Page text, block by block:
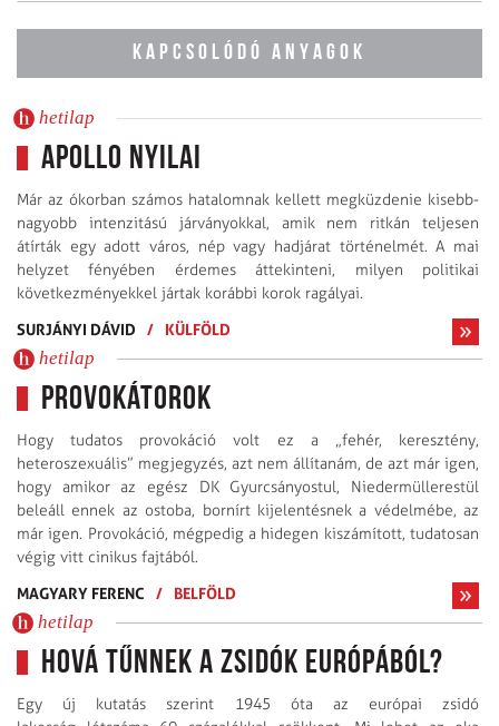
KAPCSOLÓDÓ ANYAGOK
hetilap
Apollo nyilai
Már az ókorban számos hatalomnak kellett megküzdenie kisebb-
nagyobb intenzitású járványokkal, amik nem ritkán teljesen
átírták egy adott város, nép vagy hadjárat történelmét. A mai
helyzet fényében érdemes áttekinteni, milyen politikai
következményekkel jártak korábbi korok ragályai.
SURJÁNYI DÁVID
/ KÜLFÖLD
hetilap
Provokátorok
Hogy tudatos provokáció volt ez a „fehér, keresztény,
heteroszexuális” megjegyzés, azt nem állítanám, de azt már igen,
hogy amikor az egész DK Gyurcsányostul, Niedermüllerestül
beleáll ennek az ostoba, bornírt kijelentésnek a védelmébe, az
már igen. Provokáció, mégpedig a hidegen kiszámított, tudatosan
végig vitt cinikus fajtából.
MAGYARY FERENC
/ BELFÖLD
hetilap
Hová tűnnek a zsidók Európából?
Egy új kutatás szerint 1945 óta az európai zsidó